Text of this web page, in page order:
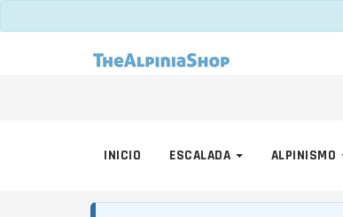
INICIO ESCALADA ALPINISMO